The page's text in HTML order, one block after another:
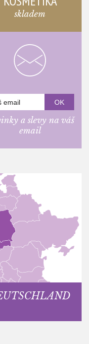
skladem
a slevy na váš
email